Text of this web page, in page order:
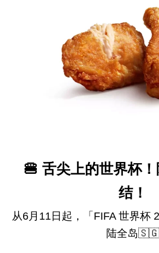
🍔 舌尖上的世界杯
结！
从6月11日起，「FIFA 世界杯
陆全岛🇸🇬